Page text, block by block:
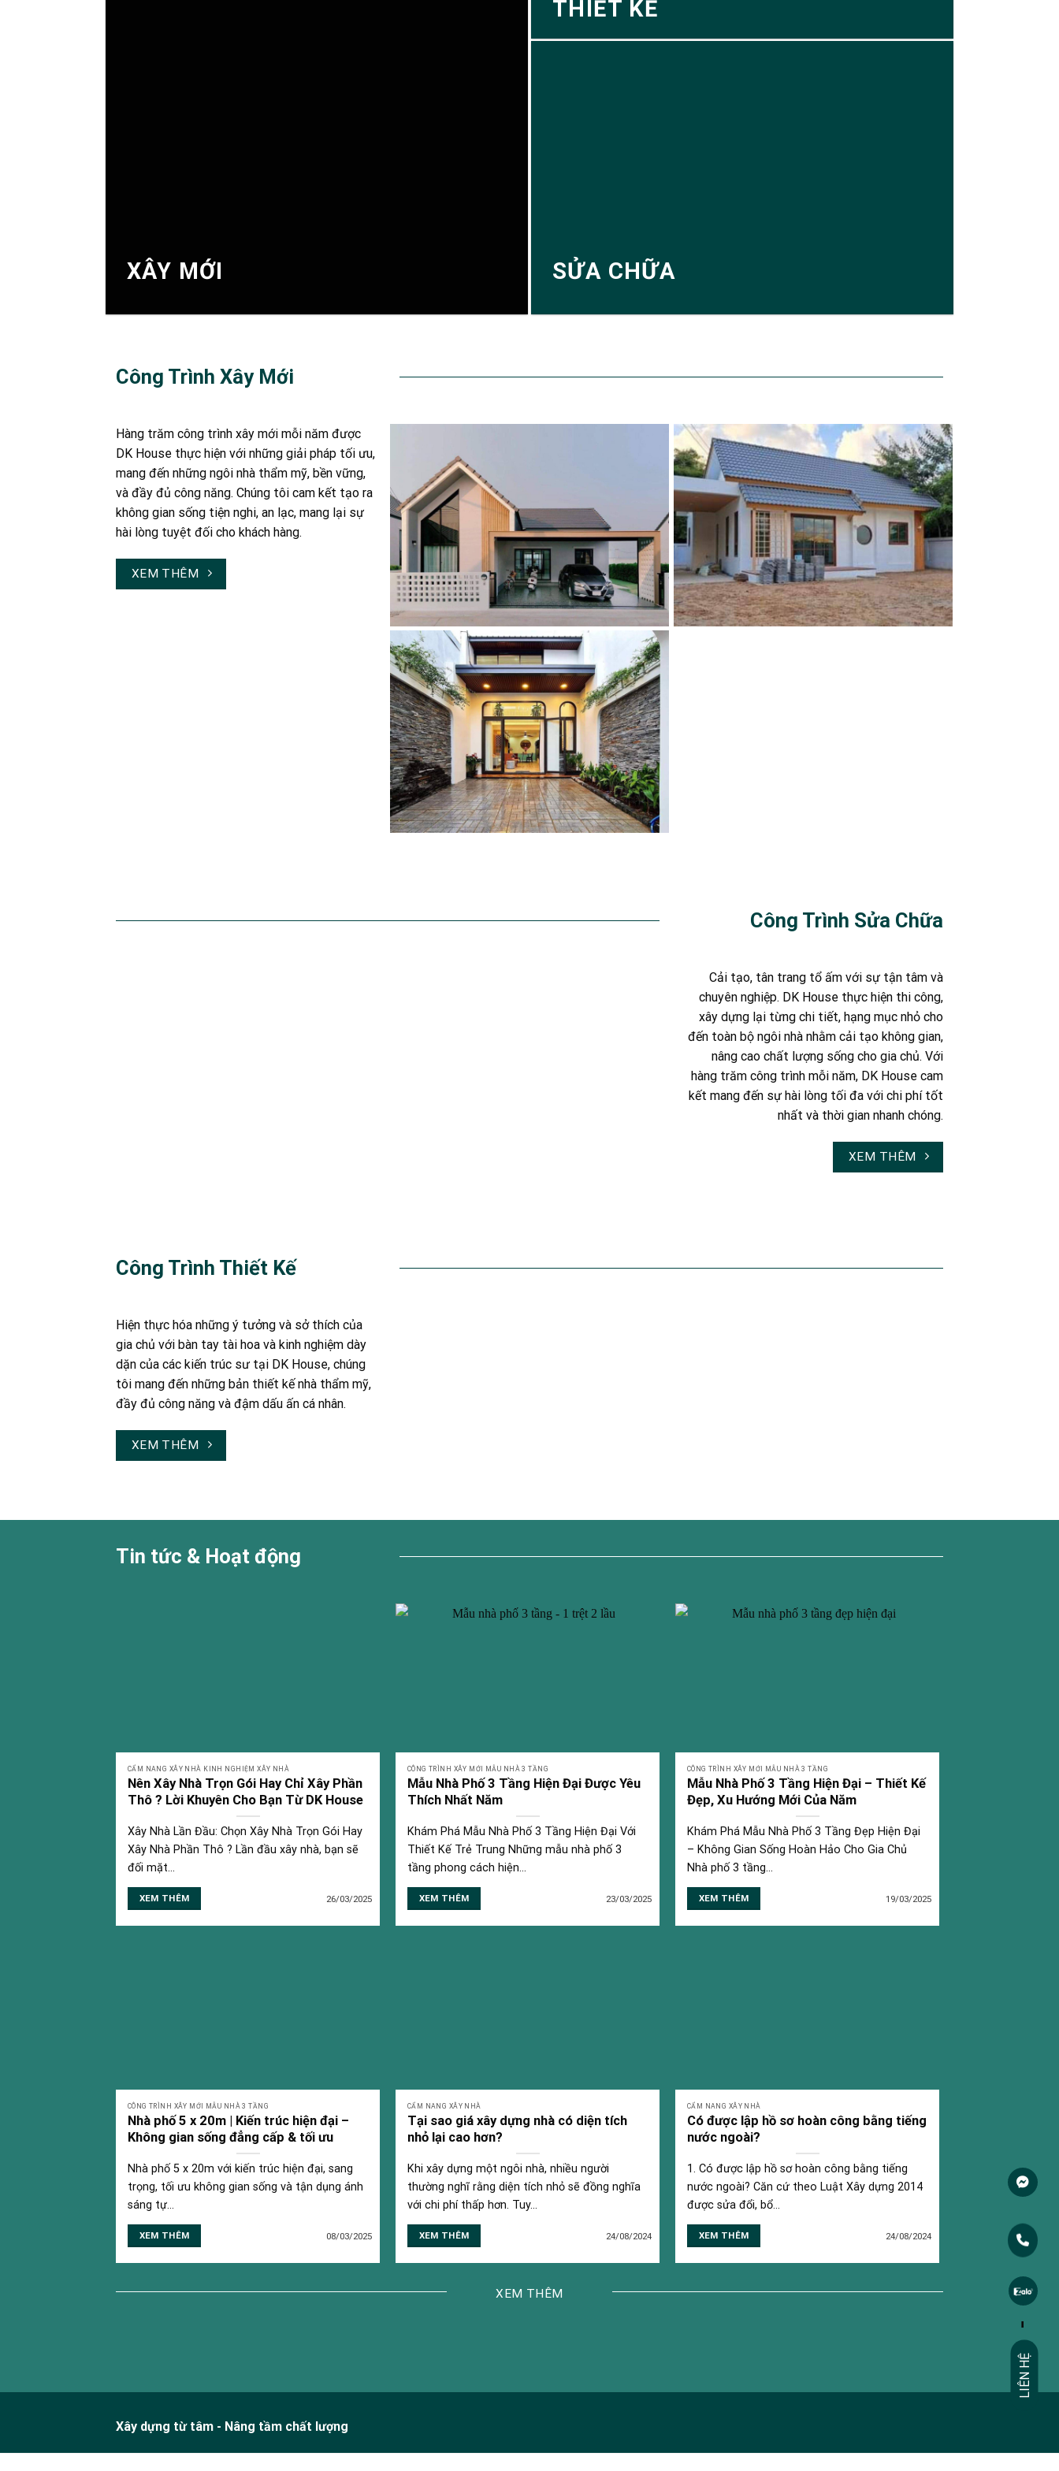
XÂY MỚI
THIẾT KẾ
SỬA CHỮA
Công Trình Xây Mới
Hàng trăm công trình xây mới mỗi năm được
DK House thực hiện với những giải pháp tối ưu,
mang đến những ngôi nhà thẩm mỹ, bền vững,
và đầy đủ công năng. Chúng tôi cam kết tạo ra
không gian sống tiện nghi, an lạc, mang lại sự
hài lòng tuyệt đối cho khách hàng.
XEM THÊM
Công Trình Sửa Chữa
Cải tạo, tân trang tổ ấm với sự tận tâm và
chuyên nghiệp. DK House thực hiện thi công,
xây dựng lại từng chi tiết, hạng mục nhỏ cho
đến toàn bộ ngôi nhà nhằm cải tạo không gian,
nâng cao chất lượng sống cho gia chủ. Với
hàng trăm công trình mỗi năm, DK House cam
kết mang đến sự hài lòng tối đa với chi phí tốt
nhất và thời gian nhanh chóng.
XEM THÊM
Công Trình Thiết Kế
Hiện thực hóa những ý tưởng và sở thích của
gia chủ với bàn tay tài hoa và kinh nghiệm dày
dặn của các kiến trúc sư tại DK House, chúng
tôi mang đến những bản thiết kế nhà thẩm mỹ,
đầy đủ công năng và đậm dấu ấn cá nhân.
XEM THÊM
Tin tức & Hoạt động
CẨM NANG XÂY NHÀ KINH NGHIỆM XÂY NHÀ
Nên Xây Nhà Trọn Gói Hay Chỉ Xây Phần
Thô ? Lời Khuyên Cho Bạn Từ DK House
26/03/2025
Xây Nhà Lần Đầu: Chọn Xây Nhà Trọn Gói Hay
Xây Nhà Phần Thô ? Lần đầu xây nhà, bạn sẽ
đối mặt...
XEM THÊM
CÔNG TRÌNH XÂY MỚI MẪU NHÀ 3 TẦNG
Mẫu Nhà Phố 3 Tầng Hiện Đại Được Yêu
Thích Nhất Năm
23/03/2025
Khám Phá Mẫu Nhà Phố 3 Tầng Hiện Đại Với
Thiết Kế Trẻ Trung Những mẫu nhà phố 3
tầng phong cách hiện...
XEM THÊM
CÔNG TRÌNH XÂY MỚI MẪU NHÀ 3 TẦNG
Mẫu Nhà Phố 3 Tầng Hiện Đại – Thiết Kế
Đẹp, Xu Hướng Mới Của Năm
19/03/2025
Khám Phá Mẫu Nhà Phố 3 Tầng Đẹp Hiện Đại
– Không Gian Sống Hoàn Hảo Cho Gia Chủ
Nhà phố 3 tầng...
XEM THÊM
CÔNG TRÌNH XÂY MỚI MẪU NHÀ 3 TẦNG
Nhà phố 5 x 20m | Kiến trúc hiện đại –
Không gian sống đẳng cấp & tối ưu
08/03/2025
Nhà phố 5 x 20m với kiến trúc hiện đại, sang
trọng, tối ưu không gian sống và tận dụng ánh
sáng tự...
XEM THÊM
CẨM NANG XÂY NHÀ
Tại sao giá xây dựng nhà có diện tích
nhỏ lại cao hơn?
24/08/2024
Khi xây dựng một ngôi nhà, nhiều người
thường nghĩ rằng diện tích nhỏ sẽ đồng nghĩa
với chi phí thấp hơn. Tuy...
XEM THÊM
CẨM NANG XÂY NHÀ
Có được lập hồ sơ hoàn công bằng tiếng
nước ngoài?
24/08/2024
1. Có được lập hồ sơ hoàn công bằng tiếng
nước ngoài? Căn cứ theo Luật Xây dựng 2014
được sửa đổi, bổ...
XEM THÊM
XEM THÊM
Xây dựng từ tâm - Nâng tầm chất lượng
LIÊN HỆ